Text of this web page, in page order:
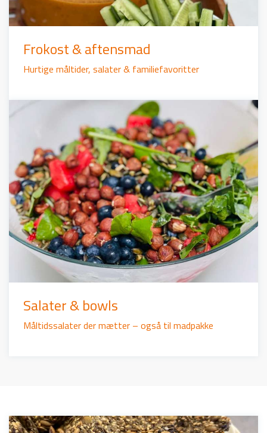
Frokost & aftensmad
Hurtige måltider, salater & familiefavoritter
Salater & bowls
Måltidssalater der mætter – også til madpakke